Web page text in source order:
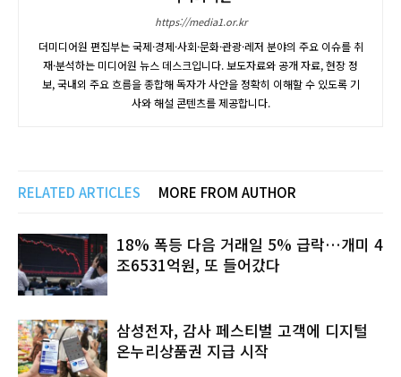
https://media1.or.kr
더미디어원 편집부는 국제·경제·사회·문화·관광·레저 분야의 주요 이슈를 취
재·분석하는 미디어원 뉴스 데스크입니다. 보도자료와 공개 자료, 현장 정
보, 국내외 주요 흐름을 종합해 독자가 사안을 정확히 이해할 수 있도록 기
사와 해설 콘텐츠를 제공합니다.
RELATED ARTICLES MORE FROM AUTHOR
18% 폭등 다음 거래일 5% 급락…개미 4
조6531억원, 또 들어갔다
삼성전자, 감사 페스티벌 고객에 디지털
온누리상품권 지급 시작